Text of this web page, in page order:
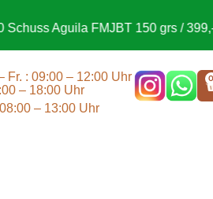
Aguila FMJBT 150 grs / 399,-
Fr. : 09:00 – 12:00 Uhr
– 18:00 Uhr
– 13:00 Uhr
0